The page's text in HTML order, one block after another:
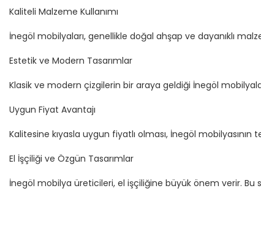
Kaliteli Malzeme Kullanımı
İnegöl mobilyaları, genellikle doğal ahşap ve dayanıklı
Estetik ve Modern Tasarımlar
Klasik ve modern çizgilerin bir araya geldiği İnegöl
Uygun Fiyat Avantajı
Kalitesine kıyasla uygun fiyatlı olması, İnegöl
El İşçiliği ve Özgün Tasarımlar
İnegöl mobilya üreticileri, el işçiliğine büyük önem verir.